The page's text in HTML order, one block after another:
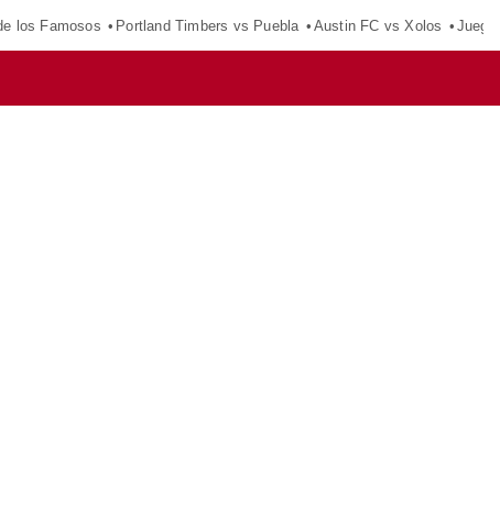
los Famosos Portland Timbers vs Puebla Austin FC vs Xolos